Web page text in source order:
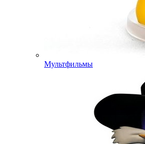
Мультфильмы